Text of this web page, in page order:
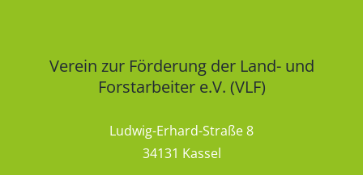
Verein zur Förderung der Land- und
Forstarbeiter e.V. (VLF)
Ludwig-Erhard-Straße 8
34131 Kassel